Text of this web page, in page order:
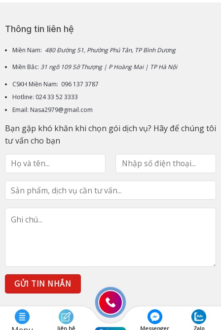
Thông tin liên hệ
Miền Nam: 480 Đường 51, Phường Phú Tân, TP Bình Dương
Miền Bắc: 31 ngõ 109 Sở Thượng | P Hoàng Mai | TP Hà Nội
CSKH Miền Nam: 096 137 3787
Hotline: 024 33 52 3333
Email: Nasa2979@gmail.com
Bạn gặp khó khăn khi chọn gói dịch vụ? Hãy để chúng tôi
tư vấn cho bạn
liên hệ Messenger Zalo